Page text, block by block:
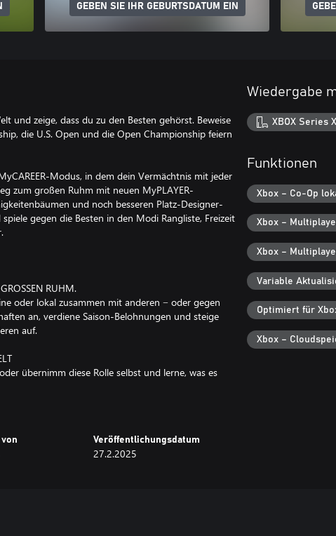
GEBEN SIE IHR GEBURTSDATUM EIN
und zeige, dass du zu den Besten gehörst. Beweise
die U.S. Open und die Open Championship feiern
Modus, in dem dein Vermächtnis mit jeder
zum großen Ruhm mit neuen MyPLAYER-
und noch besseren Platz-Designer-
gegen die Besten in den Modi Rangliste, Freizeit
RUHM.
oder lokal zusammen mit anderen − oder gegen
an, verdiene Saison-Belohnungen und steige
auf.
übernimm diese Rolle selbst und lerne, was es
Open und der Open Championship unter Beweis.
und entwickle deinen Spieler durch neue
weiter.
vergangene Saisons.
Veröffentlichungsdatum
27.2.2025
Wiedergabe
XBOX Series
Funktionen
Xbox – Co-Op
Xbox –
Xbox –
Variable
Optimiert für
Xbox –